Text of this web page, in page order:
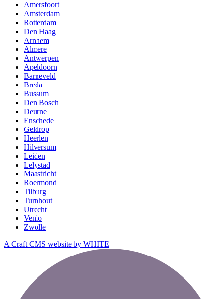
Amersfoort
Amsterdam
Rotterdam
Den Haag
Arnhem
Almere
Antwerpen
Apeldoorn
Barneveld
Breda
Bussum
Den Bosch
Deurne
Enschede
Geldrop
Heerlen
Hilversum
Leiden
Lelystad
Maastricht
Roermond
Tilburg
Turnhout
Utrecht
Venlo
Zwolle
A Craft CMS website by WHITE